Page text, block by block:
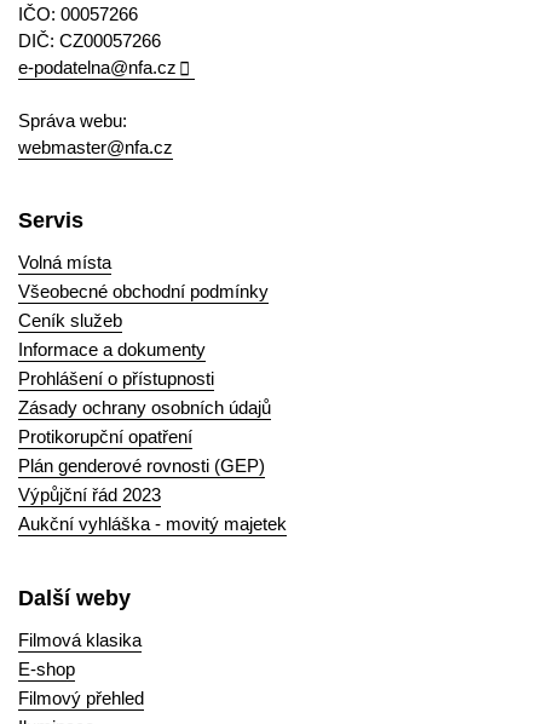
IČO: 00057266
DIČ: CZ00057266
e-podatelna@nfa.cz
Správa webu:
webmaster@nfa.cz
Servis
Volná místa
Všeobecné obchodní podmínky
Ceník služeb
Informace a dokumenty
Prohlášení o přístupnosti
Zásady ochrany osobních údajů
Protikorupční opatření
Plán genderové rovnosti (GEP)
Výpůjční řád 2023
Aukční vyhláška - movitý majetek
Další weby
Filmová klasika
E-shop
Filmový přehled